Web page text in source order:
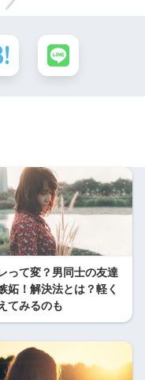
って変？男同士の友達
妬！解決法とは？軽く
てみるのも